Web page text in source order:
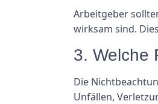
Arbeitgeber
wirksam sind.
3. Welche
Die
Unfällen,